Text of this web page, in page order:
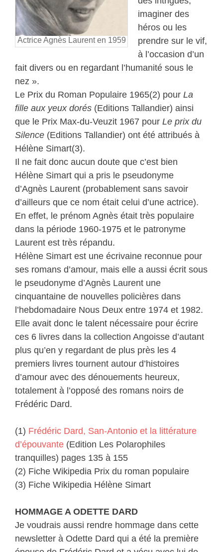
Actrice Agnès Laurent en 1959
imaginer des
héros ou les
prendre sur le vif,
à l’occasion d’un
fait divers ou en regardant l’humanité sous le
nez ».
Le Prix du Roman Populaire 1965(2) pour La
fille aux yeux dorés (Editions Tallandier) ainsi
que le Prix Max-du-Veuzit 1967 pour Le prix du
Silence (Editions Tallandier) ont été attribués à
Hélène Simart(3).
Il ne fait donc aucun doute que c’est bien
Hélène Simart qui a pris le pseudonyme
d’Agnès Laurent (probablement sans savoir
d’ailleurs que ce nom était celui d’une actrice).
En effet, le prénom Agnès était très populaire
dans la période 1960-1975 et le patronyme
Laurent est très répandu.
Hélène Simart est une écrivaine reconnue pour
ses romans d’amour, mais elle a aussi écrit sous
le pseudonyme d’Agnès Laurent une
cinquantaine de nouvelles policières dans
l’hebdomadaire Nous Deux entre 1974 et 1982.
Elle avait donc le talent nécessaire pour écrire
ces 6 livres dans la collection Angoisse d’autant
plus qu’en y regardant de plus près les 4
premiers livres tournent autour d’histoires
d’amour avec des dénouements heureux,
totalement à l’opposé des romans noirs de
Frédéric Dard.
(1) Frédéric Dard, San-Antonio et la littérature
d’épouvante (Edition Les Polarophiles
tranquilles) pages 135 à 155
(2) Fiche Wikipedia Prix du roman populaire
(3) Fiche Wikipedia Hélène Simart
HOMMAGE A ODETTE DARD
Je voudrais aussi rendre hommage dans cette
newsletter à Odette Dard qui a été la première